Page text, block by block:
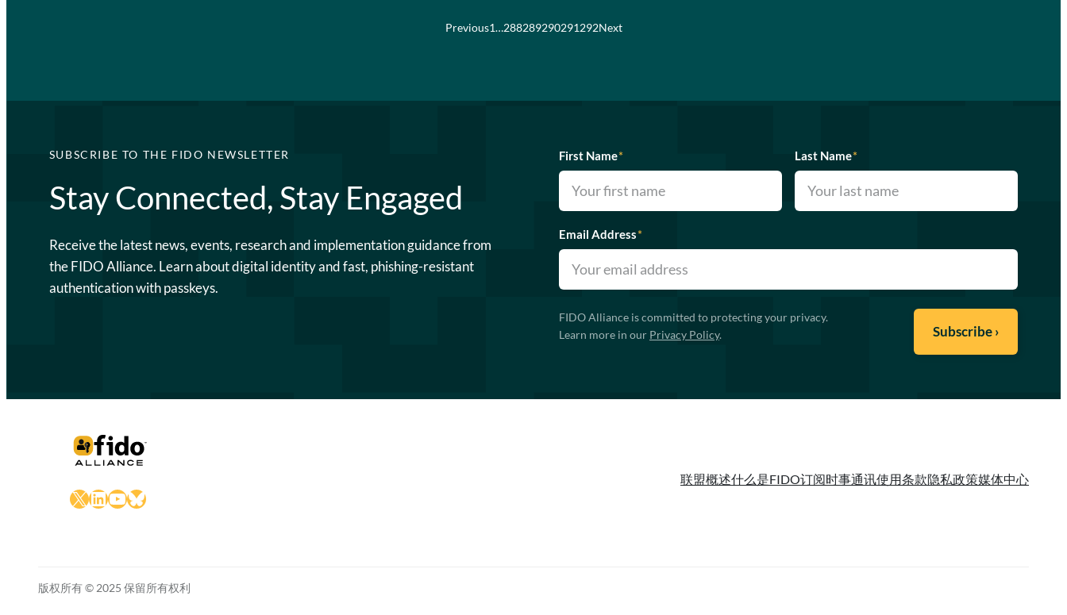
Previous1…288289290291292Next
SUBSCRIBE TO THE FIDO NEWSLETTER
Stay Connected, Stay Engaged
Receive the latest news, events, research and implementation guidance from
the FIDO Alliance. Learn about digital identity and fast, phishing-resistant
authentication with passkeys.
First Name* Last Name*
Email Address*
FIDO Alliance is committed to protecting your privacy.
Learn more in our Privacy Policy.
X LinkedIn
YouTube
Bluesky
联盟概述什么是FIDO订阅时事通讯使用条款隐私政策媒体中心
版权所有 © 2025 保留所有权利